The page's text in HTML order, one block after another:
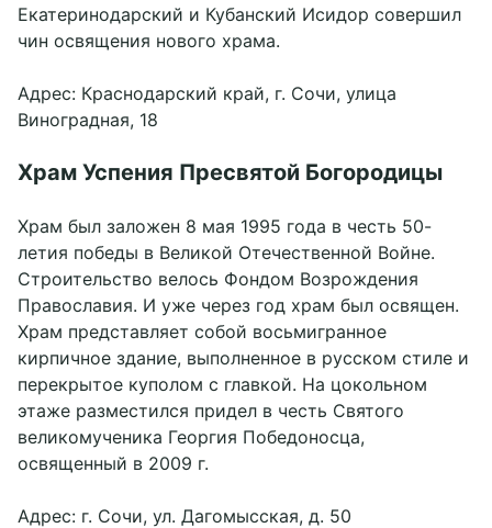
Екатеринодарский и Кубанский Исидор совершил
чин освящения нового храма.
Адрес: Краснодарский край, г. Сочи, улица
Виноградная, 18
Храм Успения Пресвятой Богородицы
Храм был заложен 8 мая 1995 года в честь 50-
летия победы в Великой Отечественной Войне.
Строительство велось Фондом Возрождения
Православия. И уже через год храм был освящен.
Храм представляет собой восьмигранное
кирпичное здание, выполненное в русском стиле и
перекрытое куполом с главкой. На цокольном
этаже разместился придел в честь Святого
великомученика Георгия Победоносца,
освященный в 2009 г.
Адрес: г. Сочи, ул. Дагомысская, д. 50